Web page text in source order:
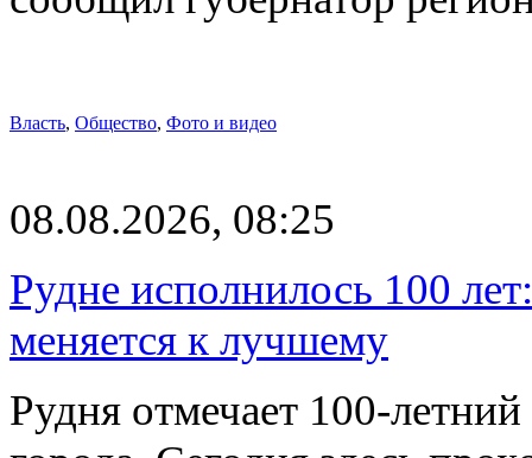
Власть, Общество, Фото и видео
08.08.2026, 08:25
Рудне исполнилось 100
меняется к лучшему
Рудня отмечает 100-